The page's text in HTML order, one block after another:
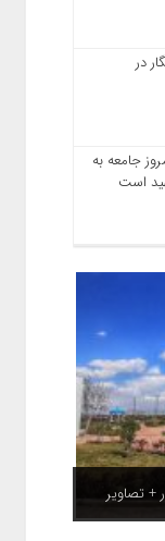
در
جامعه به
است
+ تصاویر